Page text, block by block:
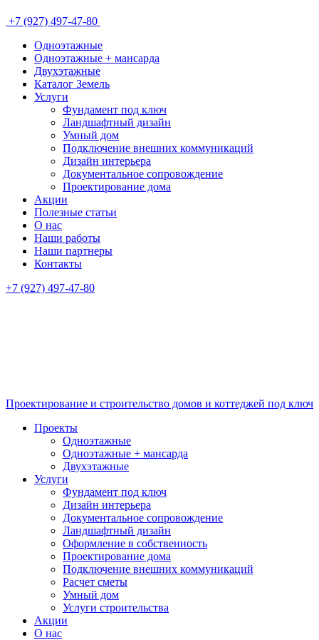
+7 (927) 497-47-80
Одноэтажные
Одноэтажные + мансарда
Двухэтажные
Каталог Земель
Услуги
Фундамент под ключ
Ландшафтный дизайн
Умный дом
Подключение внешних коммуникаций
Дизайн интерьера
Документальное сопровождение
Проектирование дома
Акции
Полезные статьи
О нас
Наши работы
Наши партнеры
Контакты
+7 (927) 497-47-80
Проектирование и строительство домов и коттеджей под ключ
Проекты
Одноэтажные
Одноэтажные + мансарда
Двухэтажные
Услуги
Фундамент под ключ
Дизайн интерьера
Документальное сопровождение
Ландшафтный дизайн
Оформление в собственность
Проектирование дома
Подключение внешних коммуникаций
Расчет сметы
Умный дом
Услуги строительства
Акции
О нас